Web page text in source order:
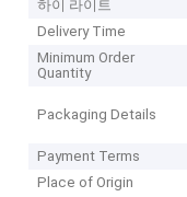
하이 라이트
Delivery Time
Minimum Order
Quantity
Packaging Details
Payment Terms
Place of Origin